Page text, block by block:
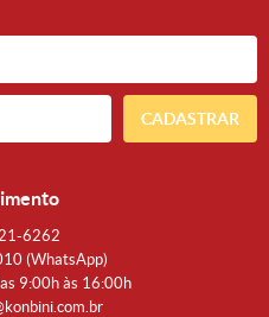
CADASTRAR
6262
(WhatsApp)
9:00h às 16:00h